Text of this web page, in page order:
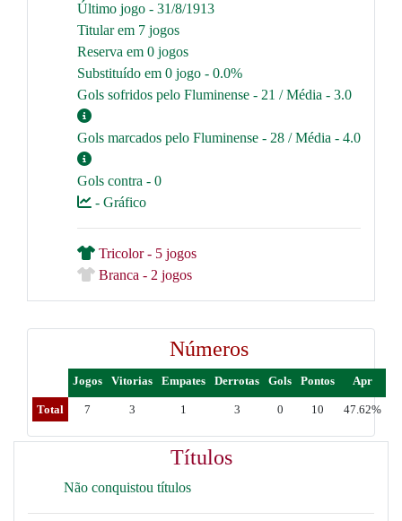
Último jogo - 31/8/1913
Titular em 7 jogos
Reserva em 0 jogos
Substituído em 0 jogo - 0.0%
Gols sofridos pelo Fluminense - 21 / Média - 3.0
Gols marcados pelo Fluminense - 28 / Média - 4.0
Gols contra - 0
- Gráfico
Tricolor - 5 jogos
Branca - 2 jogos
Números
Jogos Vitorias Empates Derrotas Gols Pontos Apr
Total 7 3 1 3 0 10 47.62%
Títulos
Não conquistou títulos